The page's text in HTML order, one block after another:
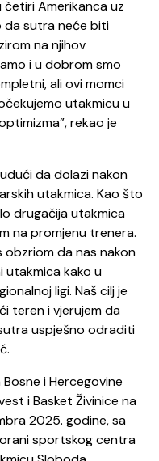
četiri Amerikanca uz
da sutra neće biti
na njihov
i u dobrom smo
ali ovi momci
utakmicu u
rekao je
da dolazi nakon
utakmica. Kao što
drugačija utakmica
na promjenu trenera.
obzriom da nas nakon
utakmica kako u
ligi. Naš cilj je
teren i vjerujem da
uspješno odraditi
i Hercegovine
i Basket Živinice na
2025. godine, sa
sportskog centra